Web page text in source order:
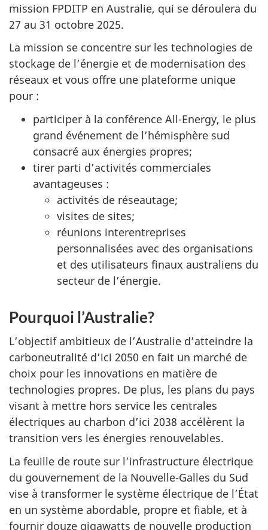
mission FPDITP en Australie, qui se déroulera du
27 au 31 octobre 2025.
La mission se concentre sur les technologies de
stockage de l’énergie et de modernisation des
réseaux et vous offre une plateforme unique
pour :
participer à la conférence All-Energy, le plus
grand événement de l’hémisphère sud
consacré aux énergies propres;
tirer parti d’activités commerciales
avantageuses :
activités de réseautage;
visites de sites;
réunions interentreprises
personnalisées avec des organisations
et des utilisateurs finaux australiens du
secteur de l’énergie.
Pourquoi l’Australie?
L’objectif ambitieux de l’Australie d’atteindre la
carboneutralité d’ici 2050 en fait un marché de
choix pour les innovations en matière de
technologies propres. De plus, les plans du pays
visant à mettre hors service les centrales
électriques au charbon d’ici 2038 accélèrent la
transition vers les énergies renouvelables.
La feuille de route sur l’infrastructure électrique
du gouvernement de la Nouvelle-Galles du Sud
vise à transformer le système électrique de l’État
en un système abordable, propre et fiable, et à
fournir douze gigawatts de nouvelle production